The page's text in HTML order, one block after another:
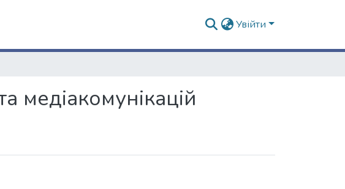
Увійти
медіакомунікацій